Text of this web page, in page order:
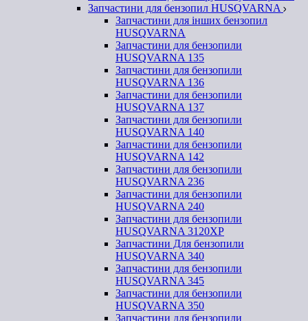
Запчастини для бензопил HUSQVARNA
Запчастини для інших бензопил
HUSQVARNA
Запчастини для бензопили
HUSQVARNA 135
Запчастини для бензопили
HUSQVARNA 136
Запчастини для бензопили
HUSQVARNA 137
Запчастини для бензопили
HUSQVARNA 140
Запчастини для бензопили
HUSQVARNA 142
Запчастини для бензопили
HUSQVARNA 236
Запчастини для бензопили
HUSQVARNA 240
Запчастини для бензопили
HUSQVARNA 3120XP
Запчастини Для бензопили
HUSQVARNA 340
Запчастини для бензопили
HUSQVARNA 345
Запчастини для бензопили
HUSQVARNA 350
Запчастини для бензопили